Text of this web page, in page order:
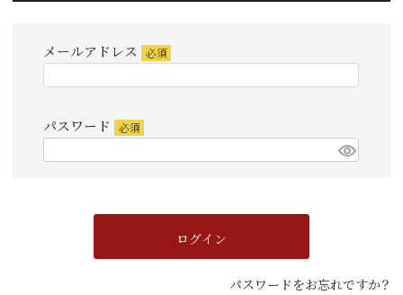
メールアドレス
パスワード
ログイン
パスワードをお忘れですか？